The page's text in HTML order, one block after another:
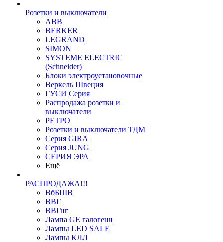
Розетки и выключатели
ABB
BERKER
LEGRAND
SIMON
SYSTEME ELECTRIC
(Schneider)
Блоки электроустановочные
Веркель Швеция
ГУСИ Серия
Распродажа розетки и
выключатели
РЕТРО
Розетки и выключатели ТДМ
Серия GIRA
Серия JUNG
СЕРИЯ ЭРА
Ещё
РАСПРОДАЖА!!!
ВбБШВ
ВВГ
ВВГнг
Лампа GE галогенн
Лампы LED SALE
Лампы КЛЛ